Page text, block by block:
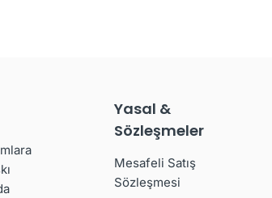
Yasal &
Sözleşmeler
Mesafeli Satış
Sözleşmesi